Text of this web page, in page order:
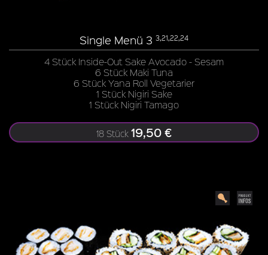
Single Menü 3 3,21,22,24
4 Stück Inside-Out Sake Avocado - Sesam
6 Stück Maki Tuna
6 Stück Yana Roll Vegetarier
1 Stück Nigiri Sake
1 Stück Nigiri Tamago
18 Stück 19,50 €